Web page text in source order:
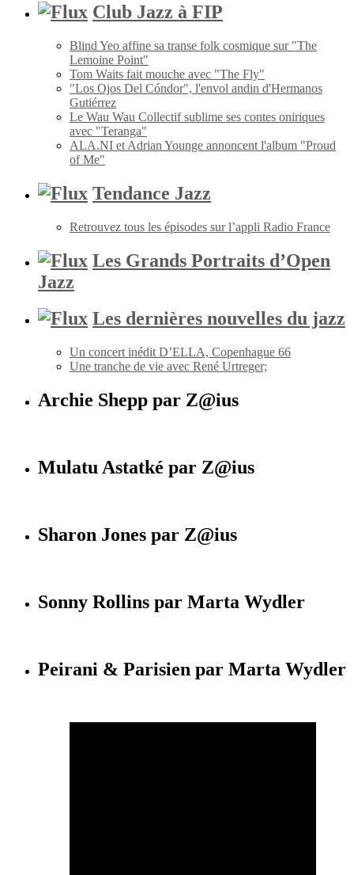
Club Jazz à FIP
Blind Yeo affine sa transe folk cosmique sur "The
Lemoine Point"
Tom Waits fait mouche avec "The Fly"
"Los Ojos Del Cóndor", l'envol andin d'Hermanos
Gutiérrez
Le Wau Wau Collectif sublime ses contes oniriques
avec "Teranga"
ALA.NI et Adrian Younge annoncent l'album "Proud
of Me"
Tendance Jazz
Retrouvez tous les épisodes sur l’appli Radio France
Les Grands Portraits d’Open
Jazz
Les dernières nouvelles du jazz
Un concert inédit D’ELLA, Copenhague 66
Une tranche de vie avec René Urtreger;
Archie Shepp par Z@ius
Mulatu Astatké par Z@ius
Sharon Jones par Z@ius
Sonny Rollins par Marta Wydler
Peirani & Parisien par Marta Wydler